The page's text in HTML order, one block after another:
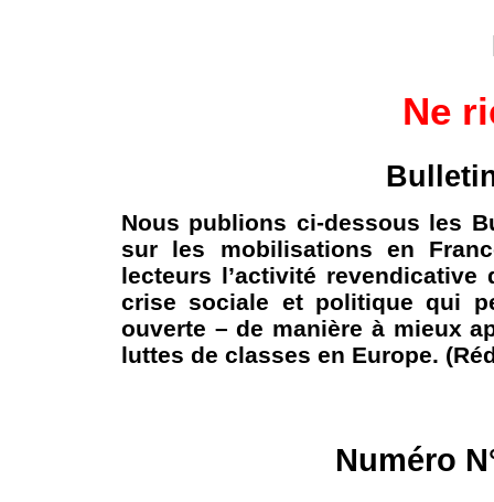
Ne
Nous publions ci-dessous les
sur les mobilisations en
lecteurs l’activité
crise sociale et politique qui
ouverte – de manière à mieux
luttes de classes en Europe.
Numéro